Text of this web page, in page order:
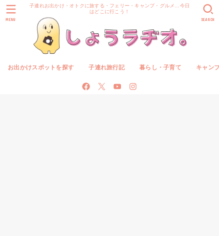
子連れお出かけ・オトクに旅する・フェリー・キャンプ・グルメ…今日
はどこに行こう！
お出かけスポットを探す 子連れ旅行記 暮らし・子育て キャン
SEARCH
MENU